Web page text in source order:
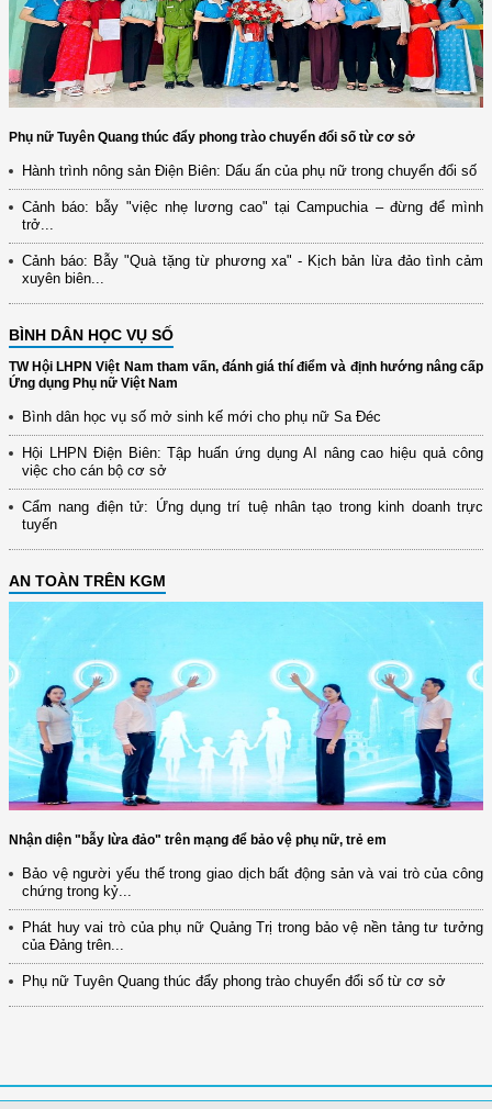
Phụ nữ Tuyên Quang thúc đẩy phong trào chuyển đổi số từ cơ sở
Hành trình nông sản Điện Biên: Dấu ấn của phụ nữ trong chuyển đổi số
Cảnh báo: bẫy "việc nhẹ lương cao" tại Campuchia – đừng để mình
trở...
Cảnh báo: Bẫy "Quà tặng từ phương xa" - Kịch bản lừa đảo tình cảm
xuyên biên...
BÌNH DÂN HỌC VỤ SỐ
TW Hội LHPN Việt Nam tham vấn, đánh giá thí điểm và định hướng nâng cấp
Ứng dụng Phụ nữ Việt Nam
Bình dân học vụ số mở sinh kế mới cho phụ nữ Sa Đéc
Hội LHPN Điện Biên: Tập huấn ứng dụng AI nâng cao hiệu quả công
việc cho cán bộ cơ sở
Cẩm nang điện tử: Ứng dụng trí tuệ nhân tạo trong kinh doanh trực
tuyến
AN TOÀN TRÊN KGM
Nhận diện "bẫy lừa đảo" trên mạng để bảo vệ phụ nữ, trẻ em
Bảo vệ người yếu thế trong giao dịch bất động sản và vai trò của công
chứng trong kỷ...
Phát huy vai trò của phụ nữ Quảng Trị trong bảo vệ nền tảng tư tưởng
của Đảng trên...
Phụ nữ Tuyên Quang thúc đẩy phong trào chuyển đổi số từ cơ sở